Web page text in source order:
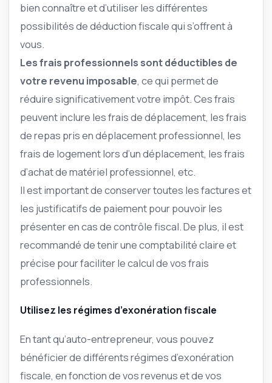
bien connaître et d’utiliser les différentes
possibilités de déduction fiscale qui s’offrent à
vous.
Les frais professionnels sont déductibles de
votre revenu imposable, ce qui permet de
réduire significativement votre impôt. Ces frais
peuvent inclure les frais de déplacement, les frais
de repas pris en déplacement professionnel, les
frais de logement lors d’un déplacement, les frais
d’achat de matériel professionnel, etc.
Il est important de conserver toutes les factures et
les justificatifs de paiement pour pouvoir les
présenter en cas de contrôle fiscal. De plus, il est
recommandé de tenir une comptabilité claire et
précise pour faciliter le calcul de vos frais
professionnels.
Utilisez les régimes d’exonération fiscale
En tant qu’auto-entrepreneur, vous pouvez
bénéficier de différents régimes d’exonération
fiscale, en fonction de vos revenus et de vos